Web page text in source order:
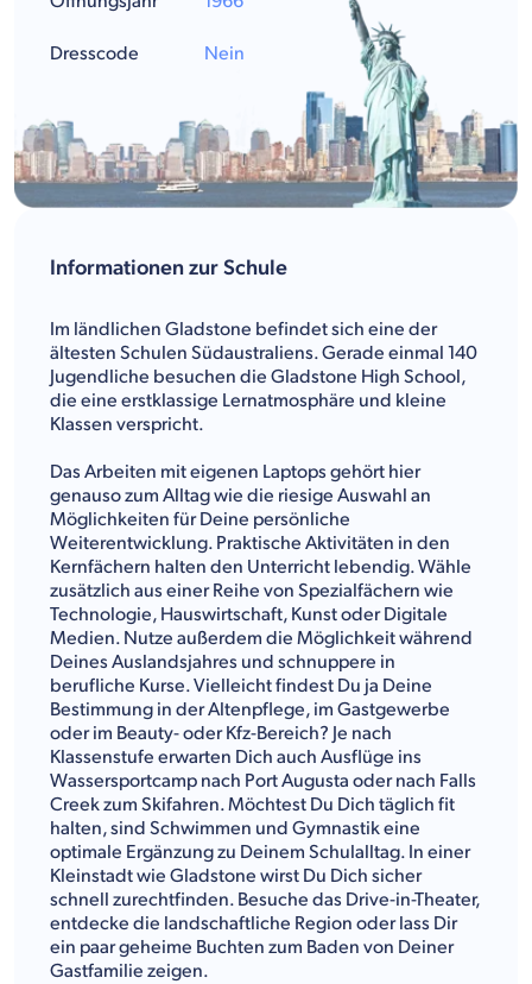
Informationen zur Schule
Im ländlichen Gladstone befindet sich eine der
ältesten Schulen Südaustraliens. Gerade einmal 140
Jugendliche besuchen die Gladstone High School,
die eine erstklassige Lernatmosphäre und kleine
Klassen verspricht.
Das Arbeiten mit eigenen Laptops gehört hier
genauso zum Alltag wie die riesige Auswahl an
Möglichkeiten für Deine persönliche
Weiterentwicklung. Praktische Aktivitäten in den
Kernfächern halten den Unterricht lebendig. Wähle
zusätzlich aus einer Reihe von Spezialfächern wie
Technologie, Hauswirtschaft, Kunst oder Digitale
Medien. Nutze außerdem die Möglichkeit während
Deines Auslandsjahres und schnuppere in
berufliche Kurse. Vielleicht findest Du ja Deine
Bestimmung in der Altenpflege, im Gastgewerbe
oder im Beauty- oder Kfz-Bereich? Je nach
Klassenstufe erwarten Dich auch Ausflüge ins
Wassersportcamp nach Port Augusta oder nach Falls
Creek zum Skifahren. Möchtest Du Dich täglich fit
halten, sind Schwimmen und Gymnastik eine
optimale Ergänzung zu Deinem Schulalltag. In einer
Kleinstadt wie Gladstone wirst Du Dich sicher
schnell zurechtfinden. Besuche das Drive-in-Theater,
entdecke die landschaftliche Region oder lass Dir
ein paar geheime Buchten zum Baden von Deiner
Gastfamilie zeigen.
Dresscode Nein